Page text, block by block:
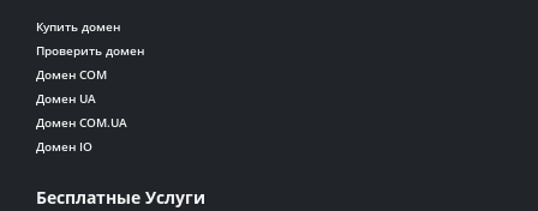
Купить домен
Проверить домен
Домен COM
Домен UA
Домен COM.UA
Домен IO
Бесплатные Услуги